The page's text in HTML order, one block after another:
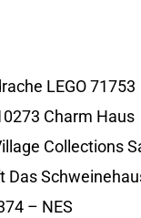
LEGO 71753
Charm Haus
Collections
Das
– NES